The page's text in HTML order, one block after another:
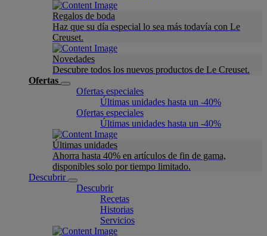
Regalos de boda
Haz que su día especial lo sea más todavía con Le
Creuset.
Novedades
Descubre todos los nuevos productos de Le Creuset.
Ofertas
Ofertas especiales
Últimas unidades hasta un -40%
Ofertas especiales
Últimas unidades hasta un -40%
Últimas unidades
Ahorra hasta 40% en artículos de fin de gama,
disponibles solo por tiempo limitado.
Descubrir
Descubrir
Recetas
Historias
Servicios